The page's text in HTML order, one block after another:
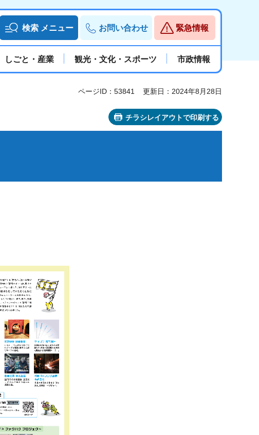
検索 メニュー お問い合わせ 緊急情報
しごと・産業 観光・文化・スポーツ 市政情報
ページID：53841 更新日：2024年8月28日
チラシレイアウトで印刷する